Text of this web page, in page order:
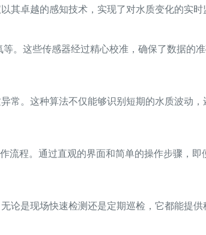
卓越的感知技术，实现了对水质变化的实时
。这些传感器经过精心校准，确保了数据的
。这种算法不仅能够识别短期的水质波动
程。通过直观的界面和简单的操作步骤，
是现场快速检测还是定期巡检，它都能提供